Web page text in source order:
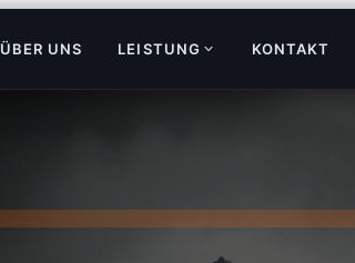
ÜBER UNS LEISTUNG KONTAKT